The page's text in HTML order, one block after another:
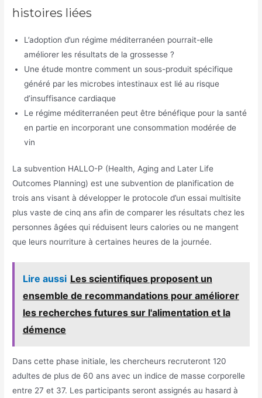
histoires liées
L’adoption d’un régime méditerranéen pourrait-elle
améliorer les résultats de la grossesse ?
Une étude montre comment un sous-produit spécifique
généré par les microbes intestinaux est lié au risque
d’insuffisance cardiaque
Le régime méditerranéen peut être bénéfique pour la santé
en partie en incorporant une consommation modérée de
vin
La subvention HALLO-P (Health, Aging and Later Life
Outcomes Planning) est une subvention de planification de
trois ans visant à développer le protocole d’un essai multisite
plus vaste de cinq ans afin de comparer les résultats chez les
personnes âgées qui réduisent leurs calories ou ne mangent
que leurs nourriture à certaines heures de la journée.
Lire aussi Les scientifiques proposent un
ensemble de recommandations pour améliorer
les recherches futures sur l'alimentation et la
démence
Dans cette phase initiale, les chercheurs recruteront 120
adultes de plus de 60 ans avec un indice de masse corporelle
entre 27 et 37. Les participants seront assignés au hasard à